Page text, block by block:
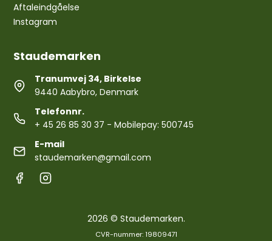
Aftaleindgåelse
Instagram
Staudemarken
Tranumvej 34, Birkelse
9440 Aabybro, Denmark
Telefonnr.
+ 45 26 85 30 37 - Mobilepay: 500745
E-mail
staudemarken@gmail.com
2026 © Staudemarken.
CVR-nummer: 19809471